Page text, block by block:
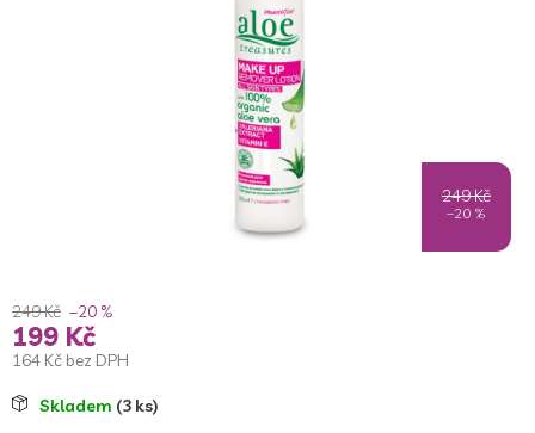
249 Kč
–20 %
249 Kč –20 %
199 Kč
164 Kč bez DPH
MěrnáSkladem (3 ks)